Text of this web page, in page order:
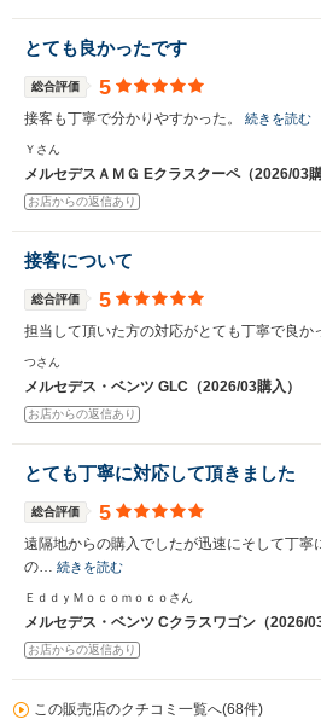
とても良かったです
総合評価 5
接客も丁寧で分かりやすかった。 続きを読む
Ｙさん
メルセデスＡＭＧ Eクラスクーペ（2026/03購
お店からの返信あり
接客について
総合評価 5
担当して頂いた方の対応がとても丁寧で良か
つさん
メルセデス・ベンツ GLC（2026/03購入）
お店からの返信あり
とても丁寧に対応して頂きました
総合評価 5
遠隔地からの購入でしたが迅速にそして丁寧
の… 続きを読む
ＥｄｄｙＭｏｃｏｍｏｃｏさん
メルセデス・ベンツ Cクラスワゴン（2026/03
お店からの返信あり
この販売店のクチコミ一覧へ(68件)